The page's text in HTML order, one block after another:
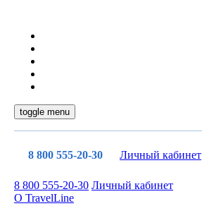
toggle menu
8 800 555-20-30 Личный кабинет
8 800 555-20-30 Личный кабинет
О TravelLine